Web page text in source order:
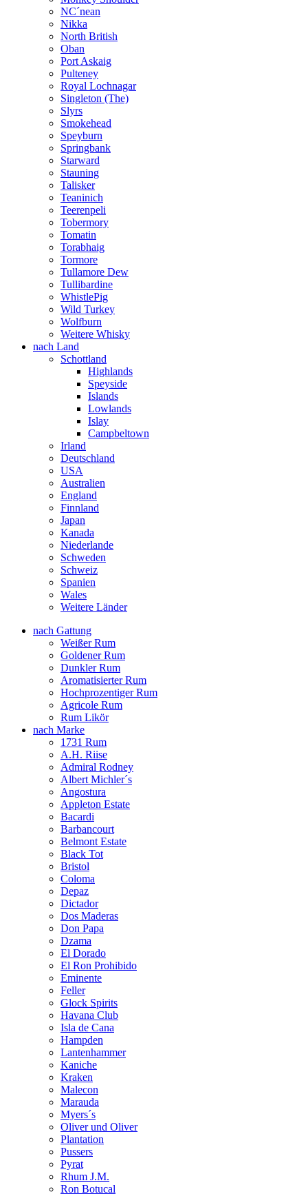
NC´nean
Nikka
North British
Oban
Port Askaig
Pulteney
Royal Lochnagar
Singleton (The)
Slyrs
Smokehead
Speyburn
Springbank
Starward
Stauning
Talisker
Teaninich
Teerenpeli
Tobermory
Tomatin
Torabhaig
Tormore
Tullamore Dew
Tullibardine
WhistlePig
Wild Turkey
Wolfburn
Weitere Whisky
nach Land
Schottland
Highlands
Speyside
Islands
Lowlands
Islay
Campbeltown
Irland
Deutschland
USA
Australien
England
Finnland
Japan
Kanada
Niederlande
Schweden
Schweiz
Spanien
Wales
Weitere Länder
nach Gattung
Weißer Rum
Goldener Rum
Dunkler Rum
Aromatisierter Rum
Hochprozentiger Rum
Agricole Rum
Rum Likör
nach Marke
1731 Rum
A.H. Riise
Admiral Rodney
Albert Michler´s
Angostura
Appleton Estate
Bacardi
Barbancourt
Belmont Estate
Black Tot
Bristol
Coloma
Depaz
Dictador
Dos Maderas
Don Papa
Dzama
El Dorado
El Ron Prohibido
Eminente
Feller
Glock Spirits
Havana Club
Isla de Cana
Hampden
Lantenhammer
Kaniche
Kraken
Malecon
Marauda
Myers´s
Oliver und Oliver
Plantation
Pussers
Pyrat
Rhum J.M.
Ron Botucal